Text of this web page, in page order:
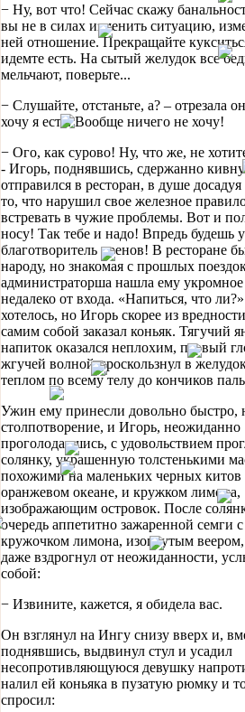
− Ну, вот что! Сейчас скажу
вы не в силах изменить ситуацию,
ней отношение. Прекращайте
идемте есть. На сытый желудок все
мельчают, поверьте...
− Слушайте, отстаньте, а? – отрезала
хочу я есть. Вообще ничего не хочу!
− Ого, как сурово! Ну, что же, не
- Игорь, поднявшись, сдержанно
отправился в ресторан, в душе досадуя
то, что нарушил свое железное
встревать в чужие проблемы. Вот и
носу! Так тебе и надо! Впредь будешь
благотворитель хренов! В ресторане
народу, но знакомая с прошлых
администраторша нашла ему укромное
недалеко от входа. «Напиться, что
хотелось, но Игорь скорее из
самим собой заказал коньяк. Тягучий
напиток оказался неплохим, первый
жгучей волной проскользнул в
теплом по всему телу до кончиков
Ужин ему принесли довольно быстро,
столпотворение, и Игорь, неожиданно
проголодавшись, с удовольствием
солянку, украшенную толстенькими
похожими на маленьких черных китов
оранжевом океане, и кружком лимона,
изображающим островок. После
очередь аппетитно зажаренной семги
кружочком лимона, изогнутым
даже вздрогнул от неожиданности,
собой:
− Извините, кажется, я обидела вас.
Он взглянул на Ингу снизу вверх и,
поднявшись, выдвинул стул и усадил
несопротивляющуюся девушку
налил ей коньяка в пузатую рюмку и
спросил: